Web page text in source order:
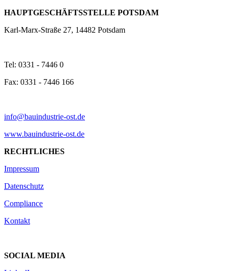
HAUPTGESCHÄFTSSTELLE POTSDAM
Karl-Marx-Straße 27, 14482 Potsdam
Tel: 0331 - 7446 0
Fax: 0331 - 7446 166
info@bauindustrie-ost.de
www.bauindustrie-ost.de
RECHTLICHES
Impressum
Datenschutz
Compliance
Kontakt
SOCIAL MEDIA